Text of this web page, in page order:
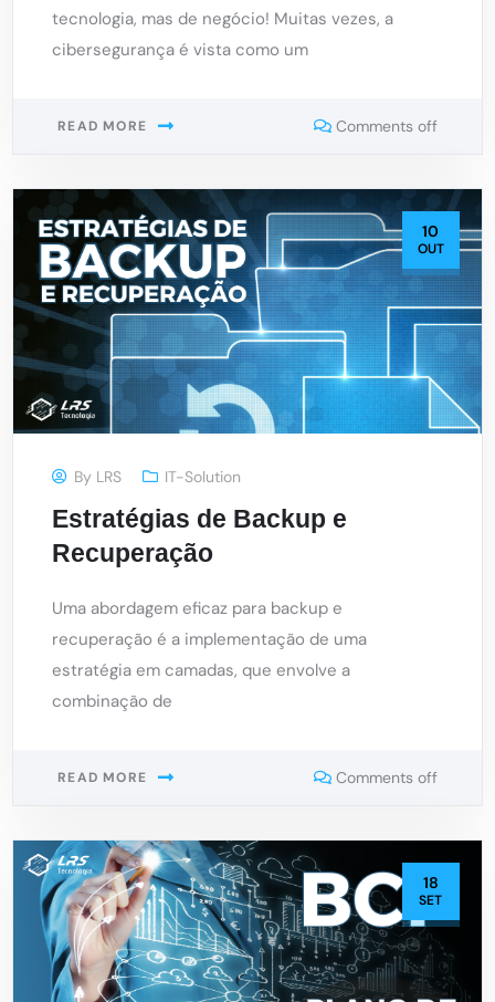
tecnologia, mas de negócio! Muitas vezes, a
cibersegurança é vista como um
READ MORE Comments off
10
OUT
By LRS IT-Solution
Estratégias de Backup e
Recuperação
Uma abordagem eficaz para backup e
recuperação é a implementação de uma
estratégia em camadas, que envolve a
combinação de
READ MORE Comments off
18
SET